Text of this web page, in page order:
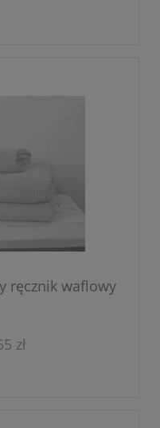
ręcznik waflowy
zł